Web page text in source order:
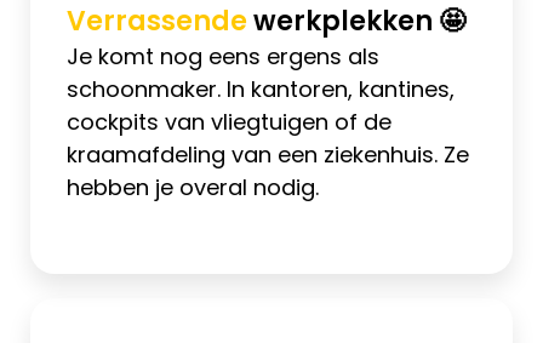
Verrassendewerkplekken 🤩
Je komt nog eens ergens als
schoonmaker. In kantoren, kantines,
cockpits van vliegtuigen of de
kraamafdeling van een ziekenhuis. Ze
hebben je overal nodig.